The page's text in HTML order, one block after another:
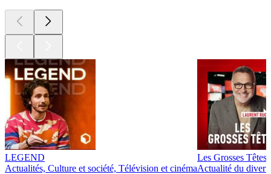
LEGEND
Actualités, Culture et société, Télévision et cinéma
Les Grosses Têtes
Actualité du